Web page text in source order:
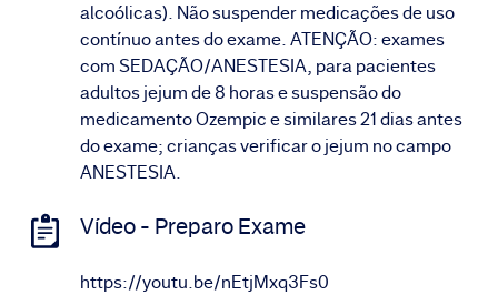
alcoólicas). Não suspender medicações de uso
contínuo antes do exame. ATENÇÃO: exames
com SEDAÇÃO/ANESTESIA, para pacientes
adultos jejum de 8 horas e suspensão do
medicamento Ozempic e similares 21 dias antes
do exame; crianças verificar o jejum no campo
ANESTESIA.
Vídeo - Preparo Exame
https://youtu.be/nEtjMxq3Fs0